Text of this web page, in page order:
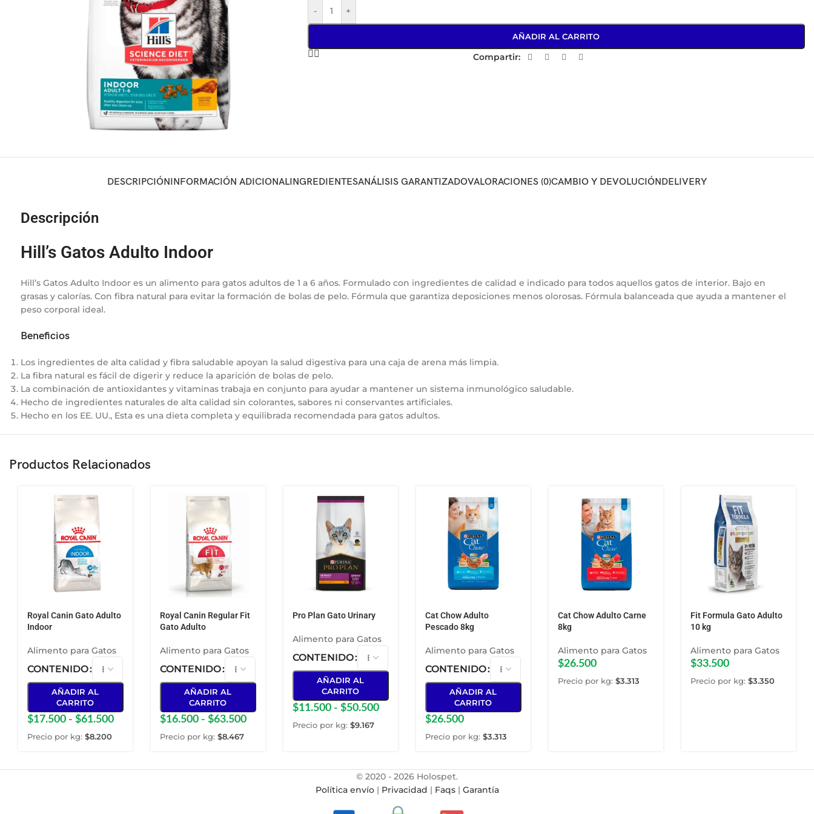
- +
AÑADIR AL CARRITO
Compartir:
DESCRIPCIÓNINFORMACIÓN ADICIONALINGREDIENTESANÁLISIS GARANTIZADOVALORACIONES (0)CAMBIO Y DEVOLUCIÓNDELIVERY
Descripción
Hill’s Gatos Adulto Indoor
Hill’s Gatos Adulto Indoor es un alimento para gatos adultos de 1 a 6 años. Formulado con ingredientes de calidad e indicado para todos aquellos gatos de interior. Bajo en
grasas y calorías. Con fibra natural para evitar la formación de bolas de pelo. Fórmula que garantiza deposiciones menos olorosas. Fórmula balanceada que ayuda a mantener el
peso corporal ideal.
Beneficios
Los ingredientes de alta calidad y fibra saludable apoyan la salud digestiva para una caja de arena más limpia.
La fibra natural es fácil de digerir y reduce la aparición de bolas de pelo.
La combinación de antioxidantes y vitaminas trabaja en conjunto para ayudar a mantener un sistema inmunológico saludable.
Hecho de ingredientes naturales de alta calidad sin colorantes, sabores ni conservantes artificiales.
Hecho en los EE. UU., Esta es una dieta completa y equilibrada recomendada para gatos adultos.
Productos Relacionados
Royal Canin Gato Adulto
Indoor
Alimento para Gatos
CONTENIDO
AÑADIR AL
CARRITO
$17.500 - $61.500
Precio por kg: $8.200
Royal Canin Regular Fit
Gato Adulto
Alimento para Gatos
CONTENIDO
AÑADIR AL
CARRITO
$16.500 - $63.500
Precio por kg: $8.467
Pro Plan Gato Urinary
Alimento para Gatos
CONTENIDO
AÑADIR AL
CARRITO
$11.500 - $50.500
Precio por kg: $9.167
Cat Chow Adulto
Pescado 8kg
Alimento para Gatos
CONTENIDO
AÑADIR AL
CARRITO
$26.500
Precio por kg: $3.313
Cat Chow Adulto Carne
8kg
Alimento para Gatos
$26.500
Precio por kg: $3.313
Fit Formula Gato Adulto
10 kg
Alimento para Gatos
$33.500
Precio por kg: $3.350
© 2020 - 2026 Holospet.
Política envío| Privacidad | Faqs| Garantía